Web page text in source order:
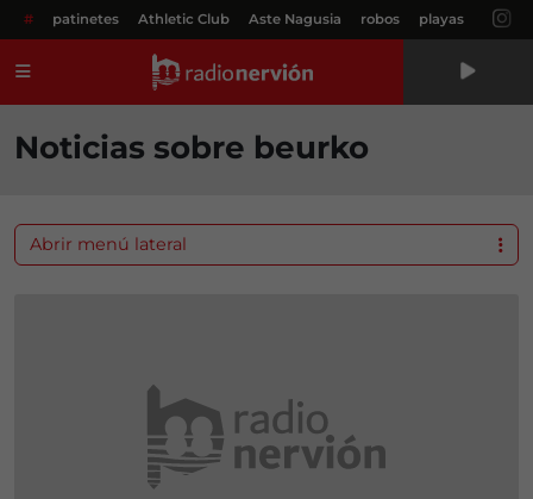
# patinetes Athletic Club Aste Nagusia robos playas
Noticias sobre beurko
Abrir menú lateral